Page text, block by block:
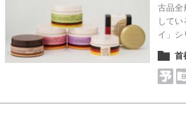
古品全
して
イ」シ
首